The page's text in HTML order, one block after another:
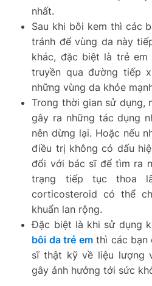
nhất.
Sau khi bôi kem thì các
tránh để vùng da này
khác, đặc biệt là trẻ
truyền qua đường tiếp
những vùng da khỏe
Trong thời gian sử dụng,
gây ra những tác dụng
nên dừng lại. Hoặc nếu
điều trị không có dấu
đổi với bác sĩ để tìm ra
trạng tiếp tục thoa
corticosteroid có thể
khuẩn lan rộng.
Đặc biệt là khi sử dụng
bôi da trẻ emthì các bạn
sĩ thật kỹ về liệu lượng
gây ảnh hưởng tới sức